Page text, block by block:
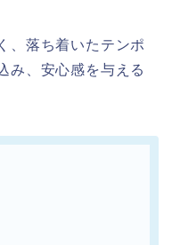
、落ち着いたテンポ
み、安心感を与える